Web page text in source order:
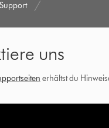
Support
uns
erhältst du